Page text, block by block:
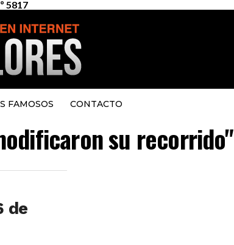
5817
FAMOSOS CONTACTO
su recorrido"
de